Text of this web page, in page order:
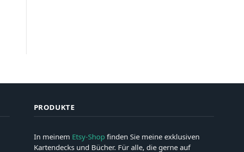
PRODUKTE
In meinem Etsy-Shopfinden Sie meine exklusiven
Kartendecks und Bücher. Für alle, die gerne auf